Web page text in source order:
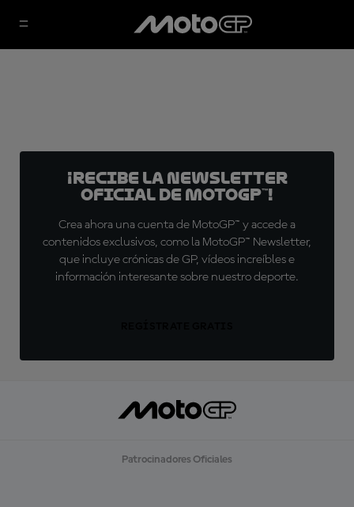
¡Recibe la Newsletter
oficial de MotoGP™!
Crea ahora una cuenta de MotoGP™ y accede a
contenidos exclusivos, como la MotoGP™ Newsletter,
que incluye crónicas de GP, vídeos increíbles e
información interesante sobre nuestro deporte.
Patrocinadores Oficiales